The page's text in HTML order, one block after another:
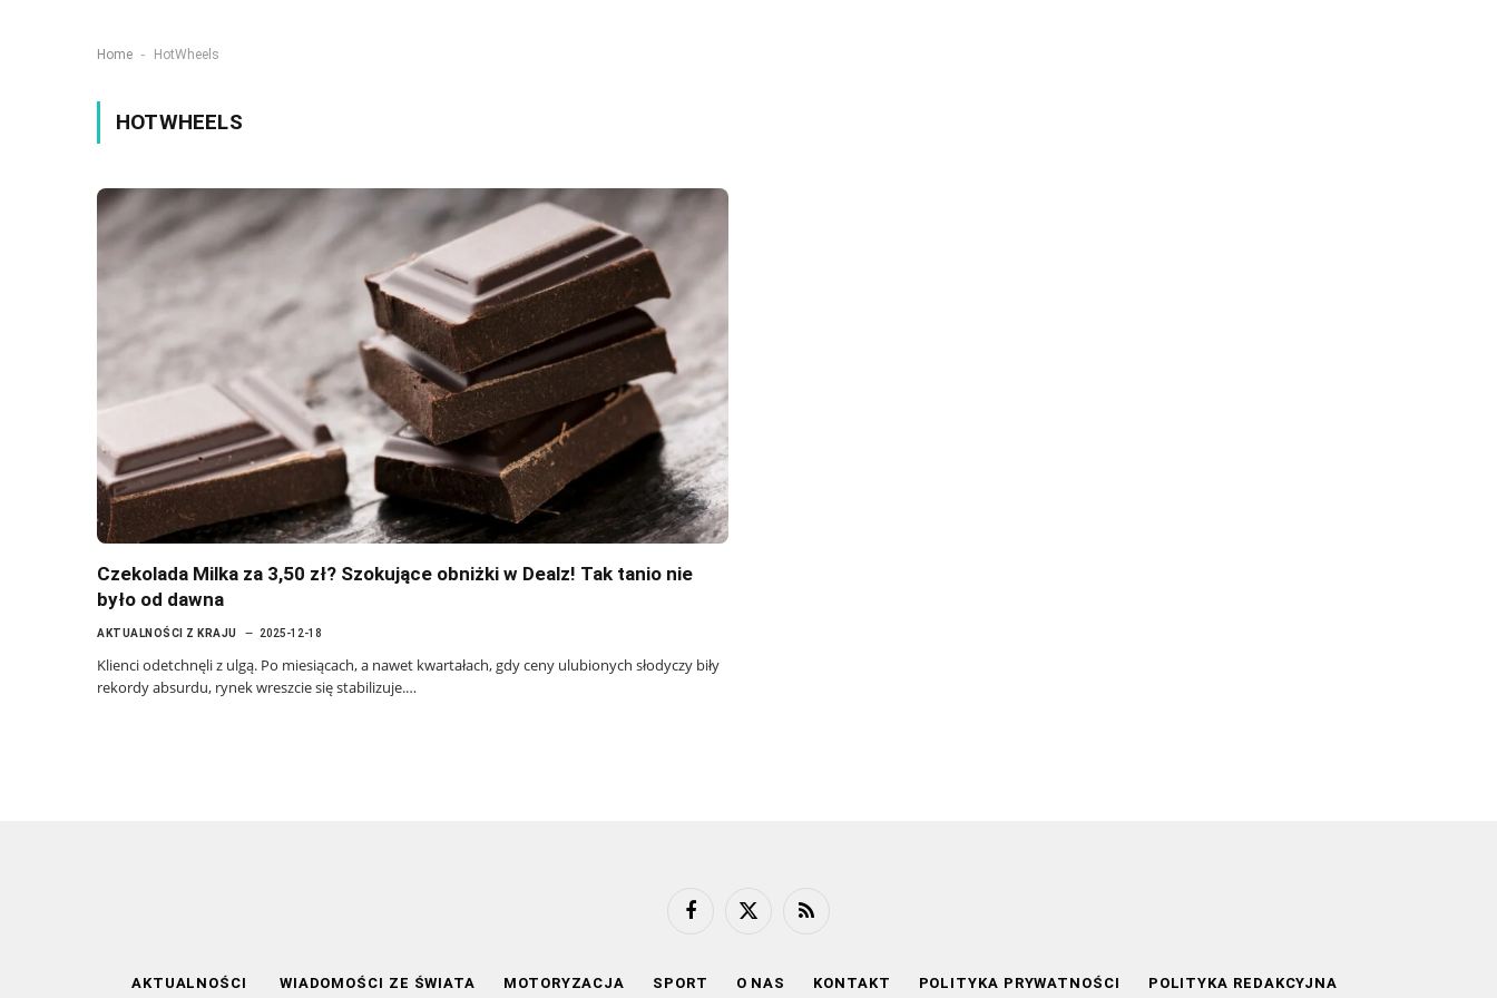
Home - HotWheels
HOTWHEELS
Czekolada Milka za 3,50 zł? Szokujące obniżki w Dealz! Tak tanio nie
było od dawna
AKTUALNOŚCI Z KRAJU 2025-12-18
Klienci odetchnęli z ulgą. Po miesiącach, a nawet kwartałach, gdy ceny ulubionych słodyczy biły
rekordy absurdu, rynek wreszcie się stabilizuje.…
FacebookX
RSS
AKTUALNOŚCI WIADOMOŚCI ZE ŚWIATA MOTORYZACJA SPORT O NAS KONTAKT POLITYKA PRYWATNOŚCI POLITYKA REDAKCYJNA